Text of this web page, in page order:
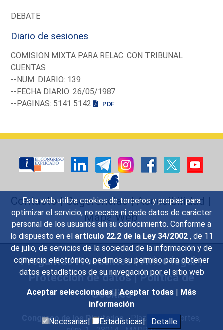
Esta web utiliza cookies de terceros y propias para
optimizar el servicio, no recaba ni cede datos de carácter
personal de los usuarios sin su conocimiento. Conforme a
lo dispuesto en el artículo 22.2 de la Ley 34/2002 , de 11
de julio, de servicios de la sociedad de la información y de
comercio electrónico, pedimos su permiso para obtener
datos estadísticos de su navegación por el sitio web
Aceptar seleccionadas | Aceptar todas | Más
información
Necesarias|
Estadísticas| Detalle
DEBATE
Diario de sesiones
COMISION MIXTA PARA RELAC. CON TRIBUNAL
CUENTAS
--NUM. DIARIO: 139
--FECHA DIARIO: 26/05/1987
--PAGINAS: 5141 5142
PDF
Contacto|Sugerencias|Accesibilidad |
Mapa Web
Preguntas Frecuentes|Aviso legal|
Protección de datos|Política de
Cookies
Congreso de los Diputados- Plaza de las Cortes,